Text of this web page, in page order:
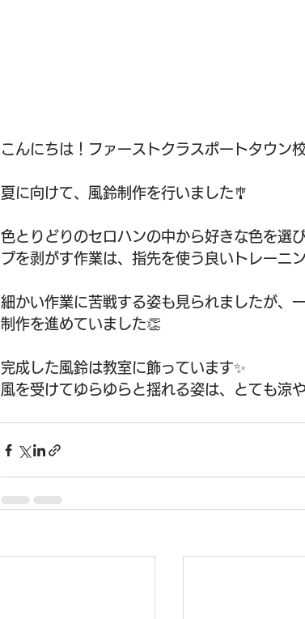
こんにちは！ファーストクラスポートタウン校
夏に向けて、風鈴制作を行いました🎐
色とりどりのセロハンの中から好きな色を選
プを剥がす作業は、指先を使う良いトレーニ
細かい作業に苦戦する姿も見られましたが、
制作を進めていました👏
完成した風鈴は教室に飾っています✨
風を受けてゆらゆらと揺れる姿は、とても涼